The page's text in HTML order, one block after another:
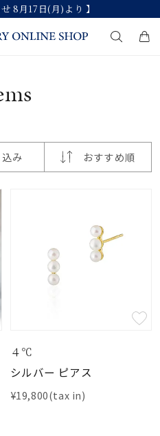
8月17日(月)より 】
#ダイヤモンド ネックレス
さん
すべてのジュエリー
み おすすめ順
４℃
シルバー ピアス
¥19,800(tax in)